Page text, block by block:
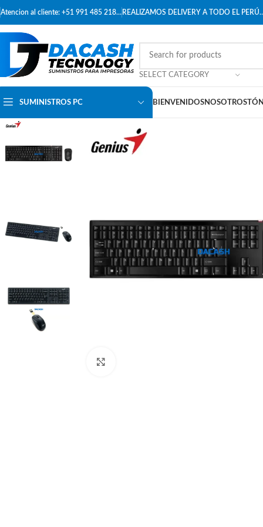
Atencion al cliente: +51 991 485 218… REALIZAMOS DELIVERY A TODO EL
SELECT CATEGORY
SUMINISTROS PC BIENVENIDOSNOSOTROS